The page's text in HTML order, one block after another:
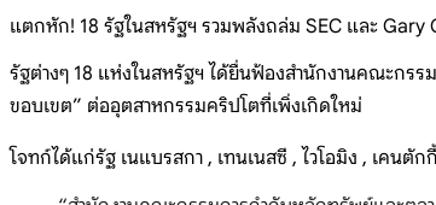
แตกหัก! 18 รัฐในสหรัฐฯ รวมพลังถล่ม SEC และ Gary
รัฐต่างๆ 18 แห่งในสหรัฐฯ ได้ยื่นฟ้องสำนักงานคณะกร
ขอบเขต” ต่ออุตสาหกรรมคริปโตที่เพิ่งเกิดใหม่
โจทก์ได้แก่รัฐ เนแบรสกา , เทนเนสซี , ไวโอมิง , เคนตัก